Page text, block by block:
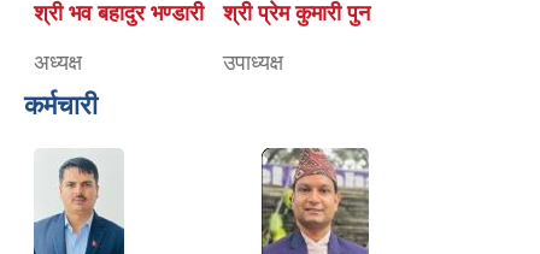
श्री भव बहादुर भण्डारी
अध्यक्ष
श्री प्रेम कुमारी पुन
उपाध्यक्ष
कर्मचारी